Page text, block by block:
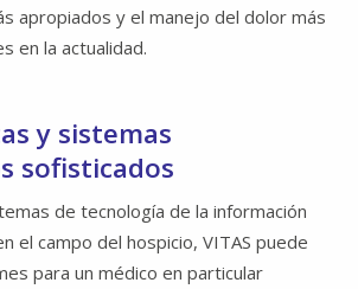
apropiados y el manejo del dolor más
en la actualidad.
y sistemas
sofisticados
de tecnología de la información
el campo del hospicio, VITAS puede
para un médico en particular